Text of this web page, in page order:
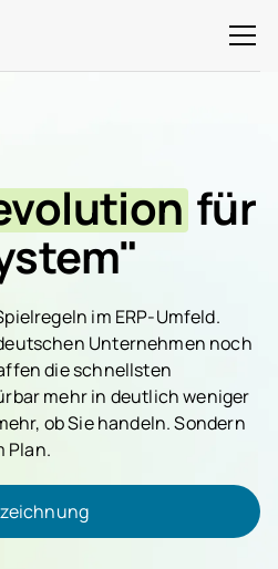
für
im ERP-Umfeld.
Unternehmen noch
die schnellsten
mehr in deutlich weniger
ob Sie handeln. Sondern
Plan.